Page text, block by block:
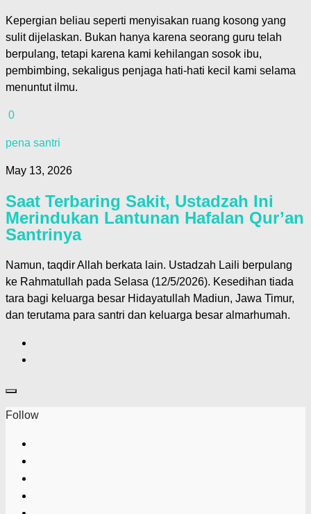
Kepergian beliau seperti menyisakan ruang kosong yang
sulit dijelaskan. Bukan hanya karena seorang guru telah
berpulang, tetapi karena kami kehilangan sosok ibu,
pembimbing, sekaligus penjaga hati-hati kecil kami selama
menuntut ilmu.
0
pena santri
May 13, 2026
Saat Terbaring Sakit, Ustadzah Ini
Merindukan Lantunan Hafalan Qur’an
Santrinya
Namun, taqdir Allah berkata lain. Ustadzah Laili berpulang
ke Rahmatullah pada Selasa (12/5/2026). Kesedihan tiada
tara bagi keluarga besar Hidayatullah Madiun, Jawa Timur,
dan terutama para santri dan keluarga besar almarhumah.
Follow